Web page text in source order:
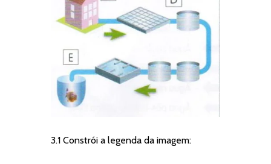
3.1 Constrói a legenda da imagem: